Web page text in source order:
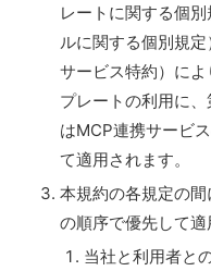
レートに関する個
ルに関する個別規
サービス特約）に
プレートの利用に
はMCP連携サービ
て適用されます。
本規約の各規定の
の順序で優先して適
当社と利用者と